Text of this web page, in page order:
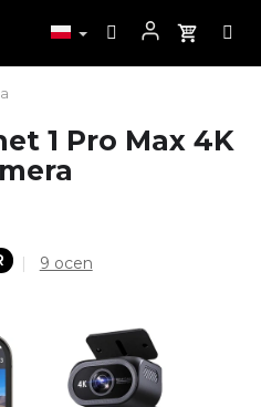
1 Pro Max 4K
Średnia
9 ocen